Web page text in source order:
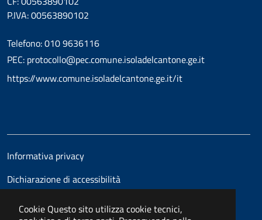
Cookie Questo sito utilizza cookie tecnici,
P.IVA: 00563890102
Telefono: 010 9636116
PEC: protocollo@pec.comune.isoladelcantone.ge.it
https://www.comune.isoladelcantone.ge.it/it
Informativa privacy
Dichiarazione di accessibilità